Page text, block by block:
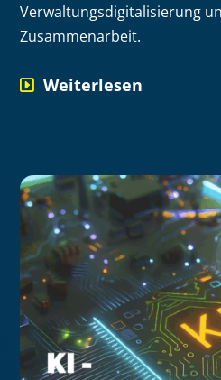
Verwaltungsdigitalisierung
Zusammenarbeit.
Weiterlesen